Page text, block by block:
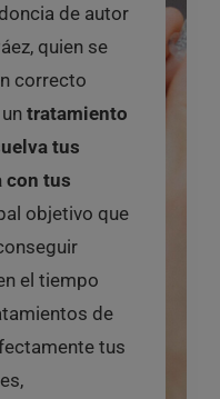
de autor
quien se
correcto
untratamiento
tus
con tus
objetivo que
el tiempo
de
tus